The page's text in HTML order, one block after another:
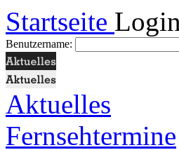
Startseite Login
Benutzername:
Aktuelles
Fernsehtermine